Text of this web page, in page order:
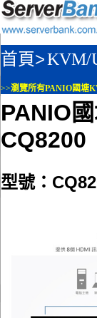
首頁>KVM/
>>瀏覽所有PANIO國塘
PANIO
CQ8200
型號：